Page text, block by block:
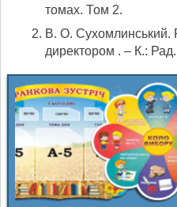
томах. Том 2.
В. О. Сухомлинський.
директором . – К.: